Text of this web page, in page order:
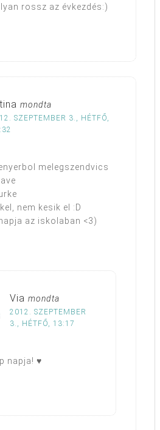
rossz az évkezdés:)
mondta
SZEPTEMBER 3., HÉTFŐ,
melegszendvics
nem kesik el :D
az iskolaban <3)
Via mondta
2012. SZEPTEMBER
3., HÉTFŐ, 13:17
napja! ♥